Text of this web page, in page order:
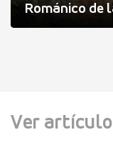
Románico de
Ver